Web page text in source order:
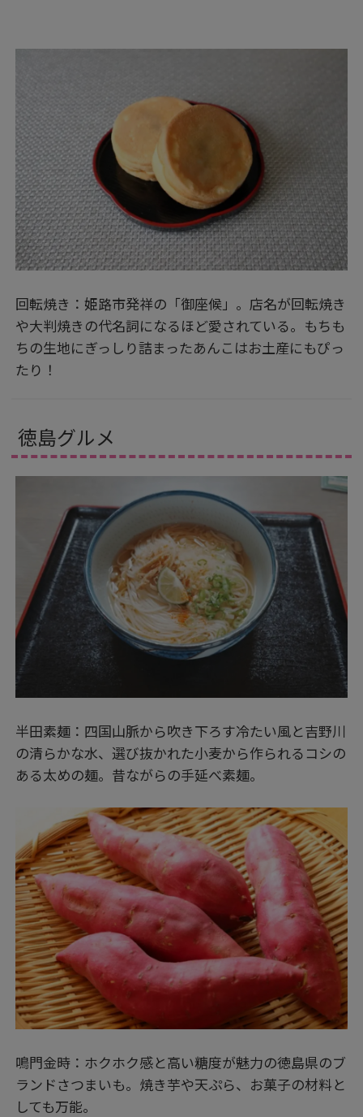
回転焼き：姫路市発祥の「御座候」。店名が回転焼き
や大判焼きの代名詞になるほど愛されている。もちも
ちの生地にぎっしり詰まったあんこはお土産にもぴっ
たり！
徳島グルメ
半田素麺：四国山脈から吹き下ろす冷たい風と吉野川
の清らかな水、選び抜かれた小麦から作られるコシの
ある太めの麺。昔ながらの手延べ素麺。
鳴門金時：ホクホク感と高い糖度が魅力の徳島県のブ
ランドさつまいも。焼き芋や天ぷら、お菓子の材料と
しても万能。